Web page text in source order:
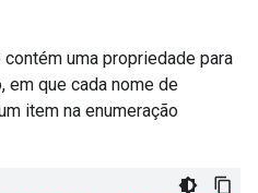
uma propriedade para
em que cada nome de
item na enumeração